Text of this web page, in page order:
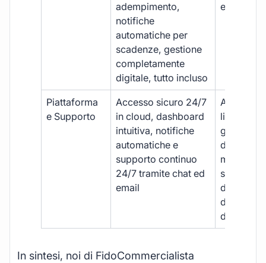
adempimento,
notifiche
automatiche per
scadenze, gestione
completamente
digitale, tutto incluso
e
Piattaforma
e Supporto
Accesso sicuro 24/7
in cloud, dashboard
intuitiva, notifiche
automatiche e
supporto continuo
24/7 tramite chat ed
email
Accesso
limitato,
gestione
manuale,
supporto
durante
d’ufficio.
In sintesi, noi di FidoCommercialista